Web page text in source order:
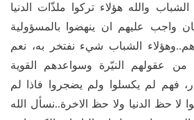
والله هؤلاء تركوا ملذّات الدنيا
واجب عليهم ان ينهضوا بالمسؤولية
الشباب شيء نفتخر به، نعم
من عقولهم النيّرة وسواعدهم القوية
فهم لم يكسلوا ولم يضجروا فاذا لم
لا حظ الدنيا ولا حظ الاخرة..نسأل الله